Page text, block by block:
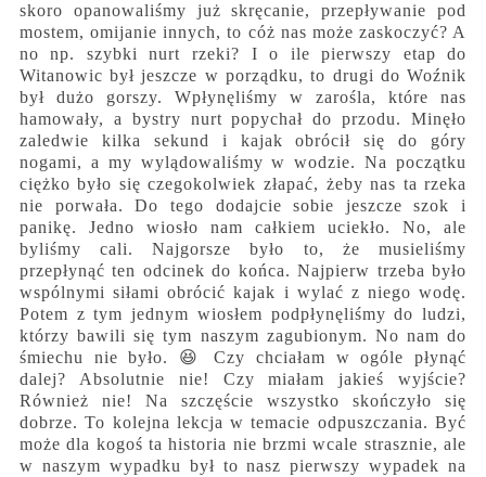
skoro opanowaliśmy już skręcanie, przepływanie pod
mostem, omijanie innych, to cóż nas może zaskoczyć? A
no np. szybki nurt rzeki? I o ile pierwszy etap do
Witanowic był jeszcze w porządku, to drugi do Woźnik
był dużo gorszy. Wpłynęliśmy w zarośla, które nas
hamowały, a bystry nurt popychał do przodu. Minęło
zaledwie kilka sekund i kajak obrócił się do góry
nogami, a my wylądowaliśmy w wodzie. Na początku
ciężko było się czegokolwiek złapać, żeby nas ta rzeka
nie porwała. Do tego dodajcie sobie jeszcze szok i
panikę. Jedno wiosło nam całkiem uciekło. No, ale
byliśmy cali. Najgorsze było to, że musieliśmy
przepłynąć ten odcinek do końca. Najpierw trzeba było
wspólnymi siłami obrócić kajak i wylać z niego wodę.
Potem z tym jednym wiosłem podpłynęliśmy do ludzi,
którzy bawili się tym naszym zagubionym. No nam do
śmiechu nie było. 😆 Czy chciałam w ogóle płynąć
dalej? Absolutnie nie! Czy miałam jakieś wyjście?
Również nie! Na szczęście wszystko skończyło się
dobrze. To kolejna lekcja w temacie odpuszczania. Być
może dla kogoś ta historia nie brzmi wcale strasznie, ale
w naszym wypadku był to nasz pierwszy wypadek na